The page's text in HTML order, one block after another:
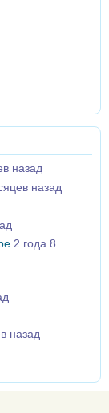
назад
назад
2 года 8
назад